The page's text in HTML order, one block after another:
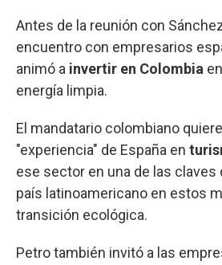
Antes de la reunión con
encuentro con empresarios
animó a invertir en Colombia
energía limpia.
El mandatario colombiano
"experiencia" de España en
ese sector en una de las claves
país latinoamericano en estos
transición ecológica.
Petro también invitó a las